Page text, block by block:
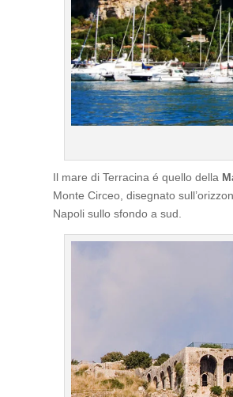
Il mare di Terracina é quello della
Monte Circeo, disegnato
Napoli sullo sfondo a sud.